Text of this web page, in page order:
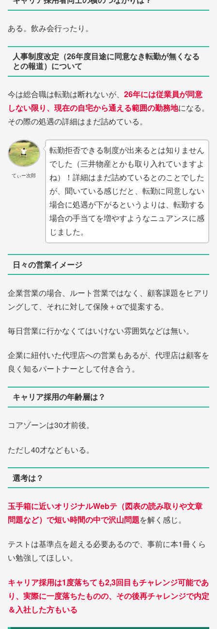
ある。飲み会行ったり。
人事制度改定（26年度目途に同意なき転勤が無くなる
との報道）について
今は総合職は転勤は断れないが、 26年には従業員が同意
しない限り、現在の自宅から通える範囲の勤務地になる。
その際の処遇の詳細はまだ詰めている。
てぃー次郎
転勤拒否できる制度が出来るとは知りません
でした（三井物産とかも取り入れていますよ
ね）！詳細はまだ詰めているとのことでした
が、聞いている感じだと、転勤に同意しない
場合に処遇が下がるというよりは、転勤する
場合の手当てを増やすようなニュアンスに感
じました。
日々の営業イメージ
企業営業の場合、ルート営業ではなく、顧客課題をヒアリ
ングして、それに対して保険＋αで提案する。
毎日営業に行かなくてはいけない雰囲気などは無い。
企業に紐付いた代理店への営業もあるが、代理店は顧客を
良く知るパートナーとして付き合う。
キャリア採用の年齢層は？
コアゾーンは30才前後。
ただし40才などもいる。
選考は？
玉手箱に近いオリジナルWebテ（図表の読み取りや文章
問題など）で短い時間の中で沢山問題を解く感じ。
テストは基準点を超える必要あるので、事前に本1冊くら
い勉強してほしい。
キャリア採用は1度落ちても2,3回目もチャレンジ可能であ
り、実際に一度落ちたものの、その後再チャレンジで内定
＆入社した方もいる